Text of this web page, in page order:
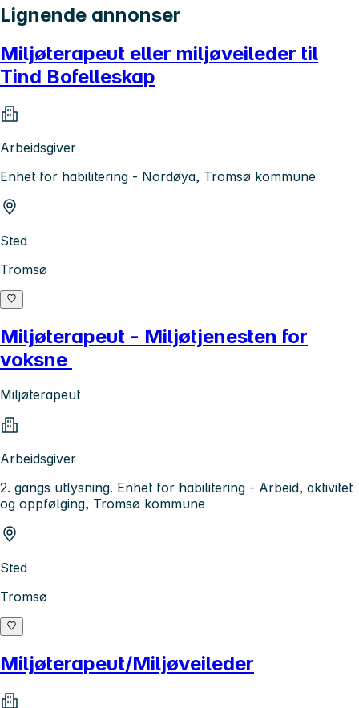
Lignende annonser
Miljøterapeut eller miljøveileder til
Tind Bofelleskap
Arbeidsgiver
Enhet for habilitering - Nordøya, Tromsø kommune
Sted
Tromsø
Miljøterapeut - Miljøtjenesten for
voksne
Miljøterapeut
Arbeidsgiver
2. gangs utlysning. Enhet for habilitering - Arbeid, aktivitet
og oppfølging, Tromsø kommune
Sted
Tromsø
Miljøterapeut/Miljøveileder